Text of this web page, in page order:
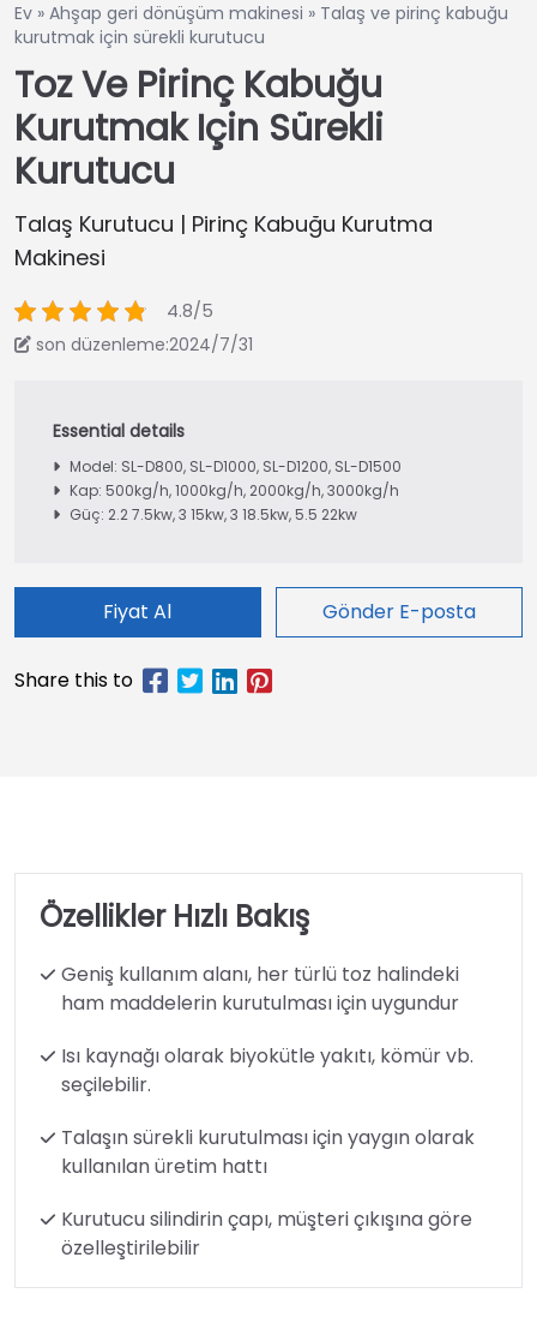
Ev » Ahşap geri dönüşüm makinesi » Talaş ve pirinç kabuğu
kurutmak için sürekli kurutucu
Toz Ve Pirinç Kabuğu
Kurutmak Için Sürekli
Kurutucu
Talaş Kurutucu | Pirinç Kabuğu Kurutma
Makinesi
4.8/5
son düzenleme:2024/7/31
Model: SL-D800, SL-D1000, SL-D1200, SL-D1500
Kap: 500kg/h, 1000kg/h, 2000kg/h, 3000kg/h
Güç: 2.2 7.5kw, 3 15kw, 3 18.5kw, 5.5 22kw
Fiyat Al Gönder E-posta
Özellikler Hızlı Bakış
Geniş kullanım alanı, her türlü toz halindeki
ham maddelerin kurutulması için uygundur
Isı kaynağı olarak biyokütle yakıtı, kömür vb.
seçilebilir.
Talaşın sürekli kurutulması için yaygın olarak
kullanılan üretim hattı
Kurutucu silindirin çapı, müşteri çıkışına göre
özelleştirilebilir